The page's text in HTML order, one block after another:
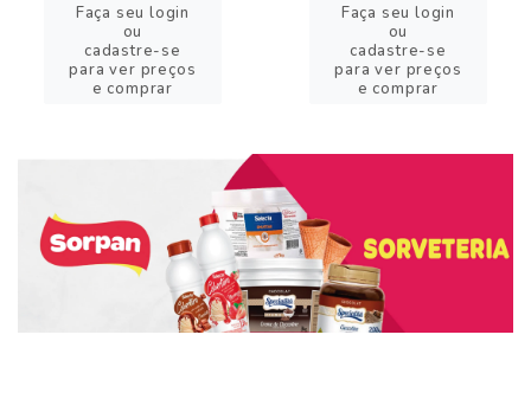
Faça seu login
ou
cadastre-se
para ver preços
e comprar
Faça seu login
ou
cadastre-se
para ver preços
e comprar